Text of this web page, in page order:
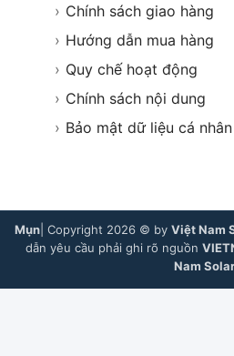
› Chính sách giao hàng
› Hướng dẫn mua hàng
› Quy chế hoạt động
› Chính sách nội dung
› Bảo mật dữ liệu cá nhân
Mụn | Copyright 2026 © by Việt Nam
dẫn yêu cầu phải ghi rõ nguồn
Nam Solar